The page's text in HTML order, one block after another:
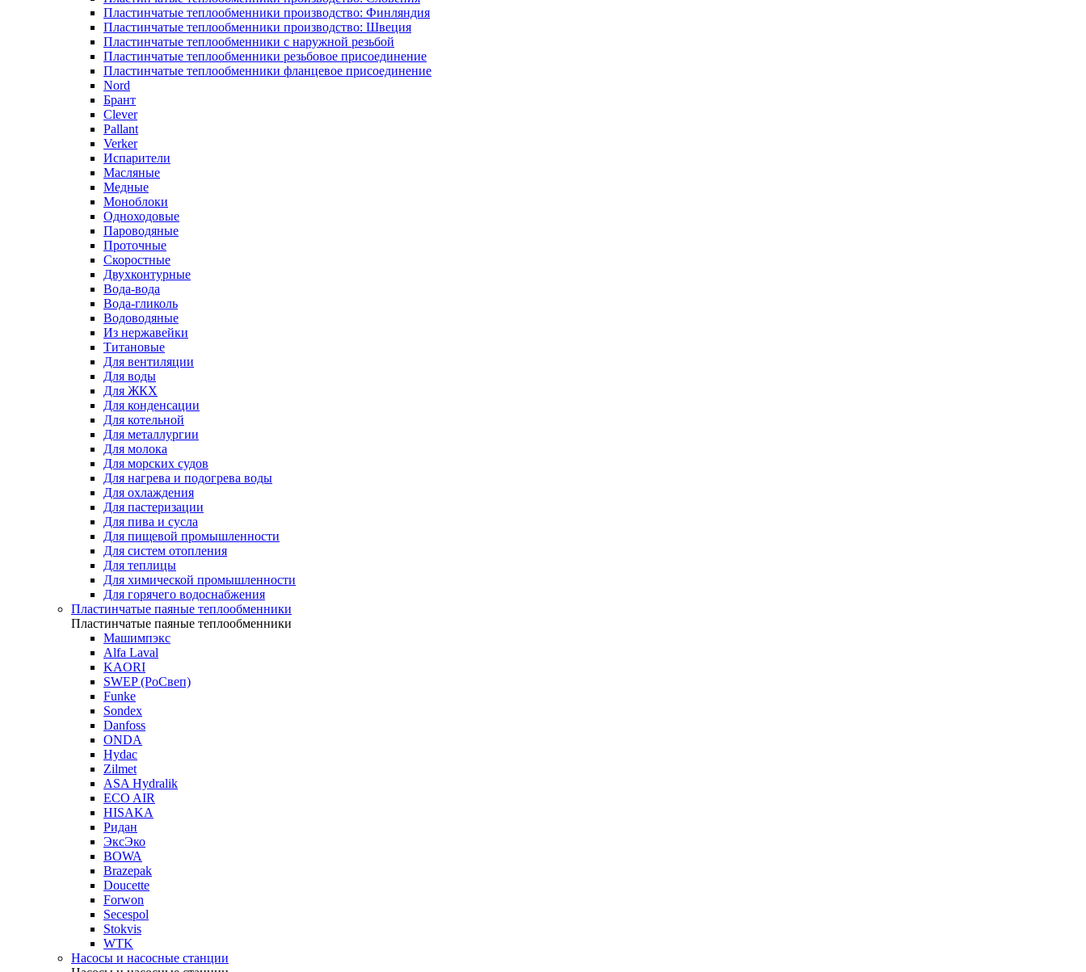
Пластинчатые теплообменники производство: Финляндия
Пластинчатые теплообменники производство: Швеция
Пластинчатые теплообменники с наружной резьбой
Пластинчатые теплообменники резьбовое присоединение
Пластинчатые теплообменники фланцевое присоединение
Nord
Брант
Clever
Pallant
Verker
Испарители
Масляные
Медные
Моноблоки
Одноходовые
Пароводяные
Проточные
Скоростные
Двухконтурные
Вода-вода
Вода-гликоль
Водоводяные
Из нержавейки
Титановые
Для вентиляции
Для воды
Для ЖКХ
Для конденсации
Для котельной
Для металлургии
Для молока
Для морских судов
Для нагрева и подогрева воды
Для охлаждения
Для пастеризации
Для пива и сусла
Для пищевой промышленности
Для систем отопления
Для теплицы
Для химической промышленности
Для горячего водоснабжения
Пластинчатые паяные теплообменники
Пластинчатые паяные теплообменники
Машимпэкс
Alfa Laval
KAORI
SWEP (РоСвеп)
Funke
Sondex
Danfoss
ONDA
Hydac
Zilmet
ASA Hydralik
ECO AIR
HISAKA
Ридан
ЭксЭко
BOWA
Brazepak
Doucette
Forwon
Secespol
Stokvis
WTK
Насосы и насосные станции